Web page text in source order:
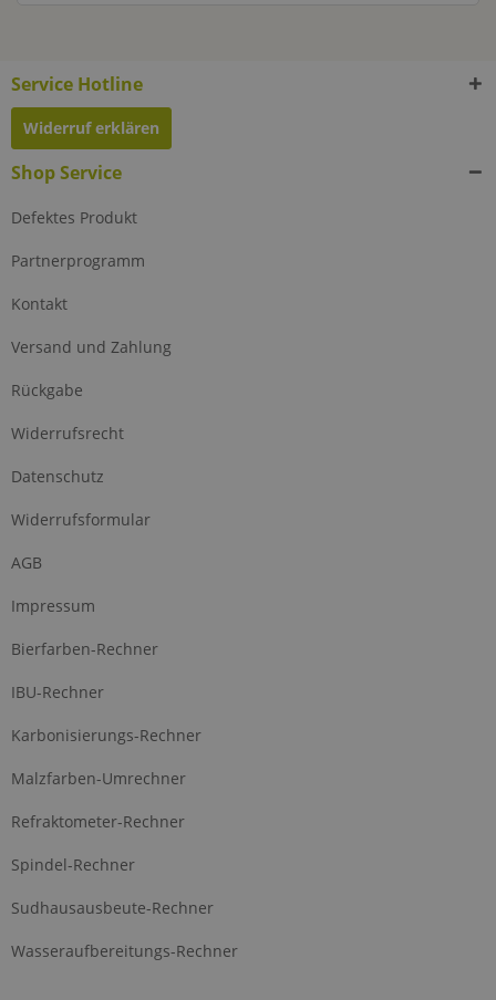
Service Hotline
Widerruf erklären
Shop Service
Defektes Produkt
Partnerprogramm
Kontakt
Versand und Zahlung
Rückgabe
Widerrufsrecht
Datenschutz
Widerrufsformular
AGB
Impressum
Bierfarben-Rechner
IBU-Rechner
Karbonisierungs-Rechner
Malzfarben-Umrechner
Refraktometer-Rechner
Spindel-Rechner
Sudhausausbeute-Rechner
Wasseraufbereitungs-Rechner